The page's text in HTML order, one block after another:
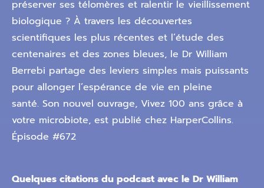
préserver ses télomères et ralentir le vieillissement
biologique ? À travers les découvertes
scientifiques les plus récentes et l’étude des
centenaires et des zones bleues, le Dr William
Berrebi partage des leviers simples mais puissants
pour allonger l’espérance de vie en pleine
santé. Son nouvel ouvrage, Vivez 100 ans grâce à
votre microbiote, est publié chez HarperCollins.
Épisode #672
Quelques citations du podcast avec le Dr William